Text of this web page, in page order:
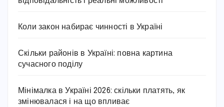
Коли закон набирає чинності в Україні
Скільки районів в Україні: повна картина
сучасного поділу
Мінімалка в Україні 2026: скільки платять, як
змінювалася і на що впливає